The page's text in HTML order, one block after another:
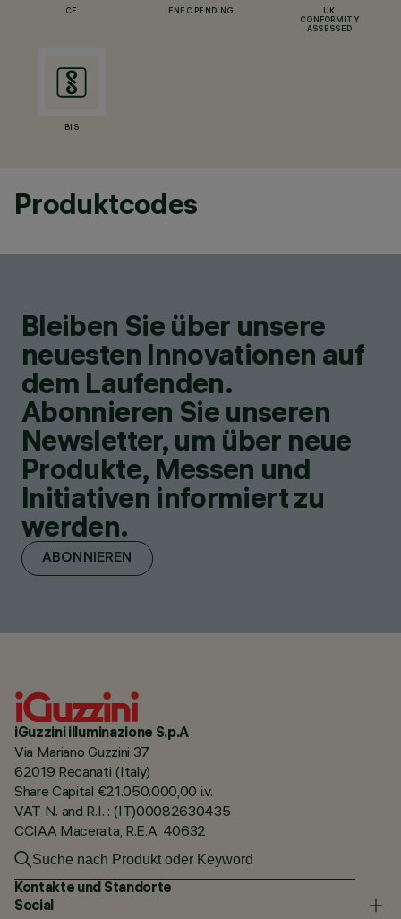
CE ENEC PENDING
UK
CONFORMITY
ASSESSED
BIS
Produktcodes
Bleiben Sie über unsere
neuesten Innovationen auf
dem Laufenden.
Abonnieren Sie unseren
Newsletter, um über neue
Produkte, Messen und
Initiativen informiert zu
werden.
ABONNIEREN
iGuzzini illuminazione S.p.A
Via Mariano Guzzini 37
62019 Recanati (Italy)
Share Capital €21.050.000,00 i.v.
VAT N. and R.I. : (IT)00082630435
CCIAA Macerata, R.E.A. 40632
Kontakte und Standorte
Social